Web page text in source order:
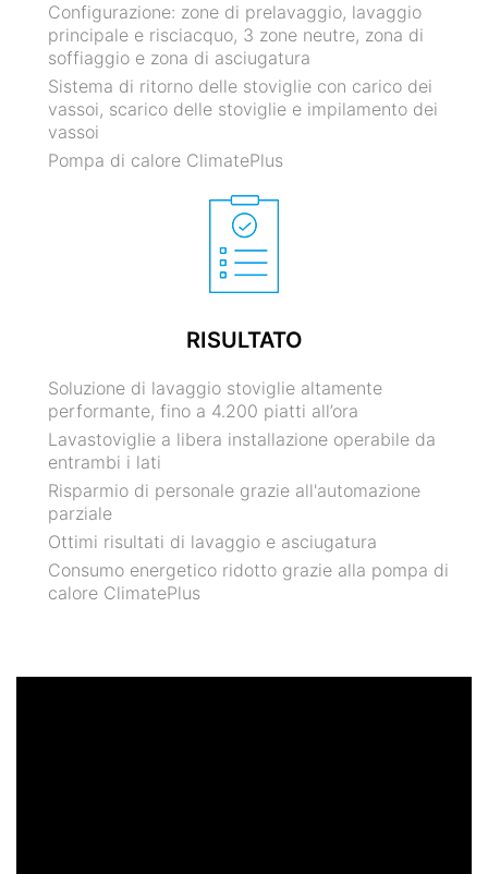
Configurazione: zone di prelavaggio, lavaggio
principale e risciacquo, 3 zone neutre, zona di
soffiaggio e zona di asciugatura
Sistema di ritorno delle stoviglie con carico dei
vassoi, scarico delle stoviglie e impilamento dei
vassoi
Pompa di calore ClimatePlus
RISULTATO
Soluzione di lavaggio stoviglie altamente
performante, fino a 4.200 piatti all’ora
Lavastoviglie a libera installazione operabile da
entrambi i lati
Risparmio di personale grazie all'automazione
parziale
Ottimi risultati di lavaggio e asciugatura
Consumo energetico ridotto grazie alla pompa di
calore ClimatePlus